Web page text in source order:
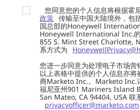
您同意您的个人信息将根据霍
政策 传输至中国大陆境外，包
国总部的Honeywell
Honeywell International Inc.
855 S. Mint Street Charlotte,
系方式为
您进一步同意为处理电子市场营
以上表格中提供的个人信息亦
商Marketo Inc.。Marketo Inc.
福尼亚州901 Mariners Island
San Mateo, CA 94404, USA 联
privacyofficer@marketo.com